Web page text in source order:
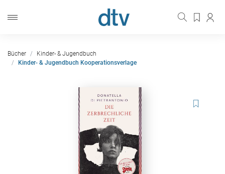
Bücher
Kinder- & Jugendbuch
Kinder- & Jugendbuch Kooperationsverlage